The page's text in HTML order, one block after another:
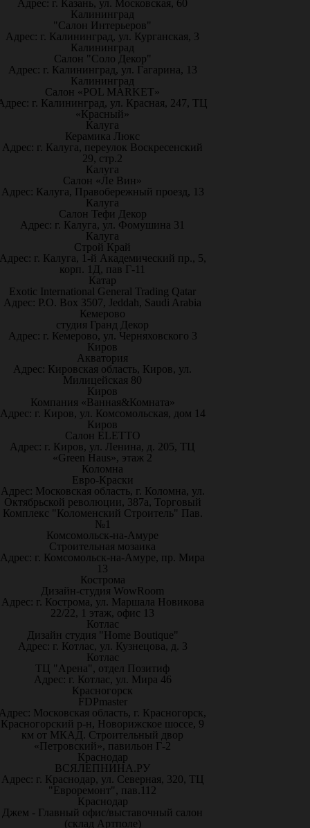
Адрес: г. Казань, ул. Московская, 60
Калининград
"Салон Интерьеров"
Адрес: г. Калининград, ул. Курганская, 3
Калининград
Салон "Соло Декор"
Адрес: г. Калининград, ул. Гагарина, 13
Калининград
Салон «POL MARKET»
г. Калининград, ул. Красная, 247, ТЦ
«Красный»
Калуга
Керамика Люкс
Адрес: г. Калуга, переулок Воскресенский
29, стр.2
Калуга
Салон «Ле Вин»
Адрес: Калуга, Правобережный проезд, 13
Калуга
Салон Тефи Декор
Адрес: г. Калуга, ул. Фомушина 31
Калуга
Строй Край
г. Калуга, 1-й Академический пр., 5,
корп. 1Д, пав Г-11
Катар
Exotic International General Trading Qatar
Адрес: P.O. Box 3507, Jeddah, Saudi Arabia
Кемерово
студия Гранд Декор
Адрес: г. Кемерово, ул. Черняховского 3
Киров
Акватория
Адрес: Кировская область, Киров, ул.
Милицейская 80
Киров
Компания «Ванная&Комната»
Адрес: г. Киров, ул. Комсомольская, дом 14
Киров
Салон ELETTO
Адрес: г. Киров, ул. Ленина, д. 205, ТЦ
«Green Haus», этаж 2
Коломна
Евро-Краски
Адрес: Московская область, г. Коломна, ул.
Октябрьской революции, 387а, Торговый
Комплекс "Коломенский Строитель" Пав.
№1
Комсомольск-на-Амуре
Строительная мозаика
Адрес: г. Комсомольск-на-Амуре, пр. Мира
13
Кострома
Дизайн-студия WowRoom
Адрес: г. Кострома, ул. Маршала Новикова
22/22, 1 этаж, офис 13
Котлас
Дизайн студия "Home Boutique"
Адрес: г. Котлас, ул. Кузнецова, д. 3
Котлас
ТЦ "Арена", отдел Позитиф
Адрес: г. Котлас, ул. Мира 46
Красногорск
FDPmaster
Московская область, г. Красногорск,
Красногорский р-н, Новорижское шоссе, 9
км от МКАД. Строительный двор
«Петровский», павильон Г-2
Краснодар
ВСЯЛЕПНИНА.РУ
Адрес: г. Краснодар, ул. Северная, 320, ТЦ
"Евроремонт", пав.112
Краснодар
Джем - Главный офис/выставочный салон
(склад Артполе)